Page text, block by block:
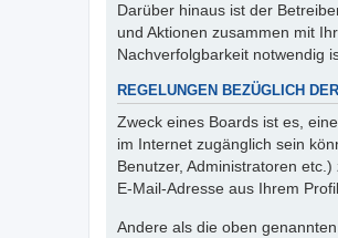
Darüber hinaus ist der
und Aktionen zusammen mit
Nachverfolgbarkeit notwendig
REGELUNGEN BEZÜGLICH
Zweck eines Boards ist es,
im Internet zugänglich sein
Benutzer, Administratoren
E-Mail-Adresse aus Ihrem
Andere als die oben